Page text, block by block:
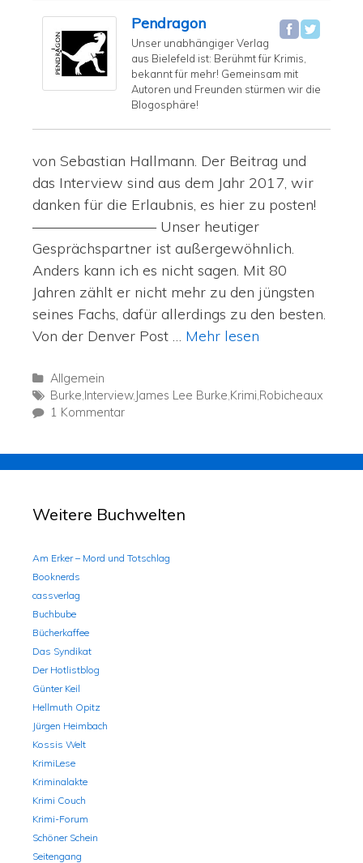
Pendragon
Unser unabhängiger Verlag
aus Bielefeld ist: Berühmt für Krimis,
bekannt für mehr! Gemeinsam mit
Autoren und Freunden stürmen wir die
Blogosphäre!
von Sebastian Hallmann. Der Beitrag und
das Interview sind aus dem Jahr 2017, wir
danken für die Erlaubnis, es hier zu posten!
————————– Unser heutiger
Gesprächspartner ist außergewöhnlich.
Anders kann ich es nicht sagen. Mit 80
Jahren zählt er nicht mehr zu den jüngsten
seines Fachs, dafür allerdings zu den besten.
Von der Denver Post … Mehr lesen
Allgemein
Burke,Interview,James Lee Burke,Krimi,Robicheaux
1 Kommentar
Weitere Buchwelten
Am Erker – Mord und Totschlag
Booknerds
cassverlag
Buchbube
Bücherkaffee
Das Syndikat
Der Hotlistblog
Günter Keil
Hellmuth Opitz
Jürgen Heimbach
Kossis Welt
KrimiLese
Kriminalakte
Krimi Couch
Krimi-Forum
Schöner Schein
Seitengang